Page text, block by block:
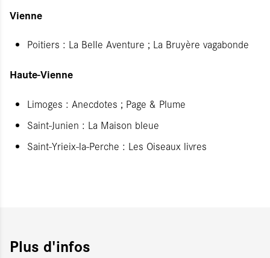
Vienne
Poitiers : La Belle Aventure ; La Bruyère vagabonde
Haute-Vienne
Limoges : Anecdotes ; Page & Plume
Saint-Junien : La Maison bleue
Saint-Yrieix-la-Perche : Les Oiseaux livres
Plus d'infos